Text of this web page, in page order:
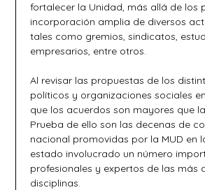
fortalecer la Unidad, más allá de los
incorporación amplia de diversos
tales como gremios, sindicatos,
empresarios, entre otros.
Al revisar las propuestas de los
políticos y organizaciones sociales
que los acuerdos son mayores que
Prueba de ello son las decenas de
nacional promovidas por la MUD en
estado involucrado un número
profesionales y expertos de las más
disciplinas.